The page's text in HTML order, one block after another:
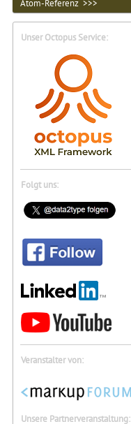
Atom-Referenz >>>
Unser Octopus Service:
Folgt uns:
Veranstalter von:
Unsere Partnerveranstaltung: